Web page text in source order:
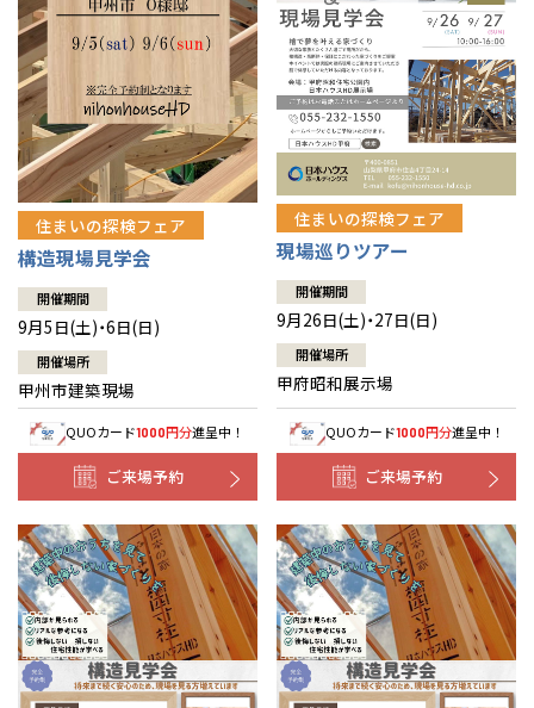
住まいの探検フェア
構造現場見学会
開催期間
9月5日(土)・6日(日)
開催場所
甲州市建築現場
QUOカード1000円分進呈中！
ご来場予約
住まいの探検フェア
現場巡りツアー
開催期間
9月26日(土)・27日(日)
開催場所
甲府昭和展示場
QUOカード1000円分進呈中！
ご来場予約